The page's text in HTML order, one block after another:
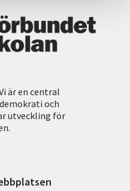
är en central
och
utveckling för